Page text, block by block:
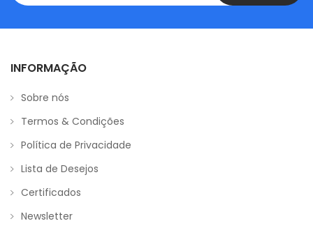
INFORMAÇÃO
Sobre nós
Termos & Condições
Política de Privacidade
Lista de Desejos
Certificados
Newsletter